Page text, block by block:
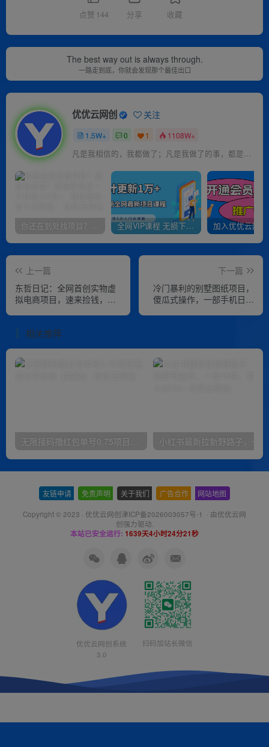
点赞 144 分享 收藏
The best way out is always through.
一路走到底，你就会发现那个最佳出口
优优云网创 关注
1.5W+ 0 1 1108W+
凡是我相信的，我都做了；凡是我做了的事，都是全身心地投入去做的
你还在到处找项目？还在当韭菜？我靠卖项目一个月收入5万+，曾经我也是个失败者。 全网VIP课程 无损下载~
上一篇
东哲日记：全网首创实物虚
拟电商项目，速来捡钱，成
下一篇
冷门暴利的别墅图纸项目，
傻瓜式操作，一部手机日入
相关推荐
无限接码撸红包单号0.75项目无偿分享给你【揭秘】
友链申请 免责声明 关于我们 广告合作 网站地图
Copyright © 2023 · 优优云网创津ICP备2026003057号-1 · 由优优云网
创强力驱动.
本站已安全运行: 1639天4小时24分22秒
优优云网创系统
3.0
扫码加站长微信